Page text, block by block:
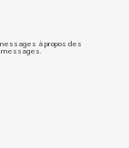
à propos des
messages.